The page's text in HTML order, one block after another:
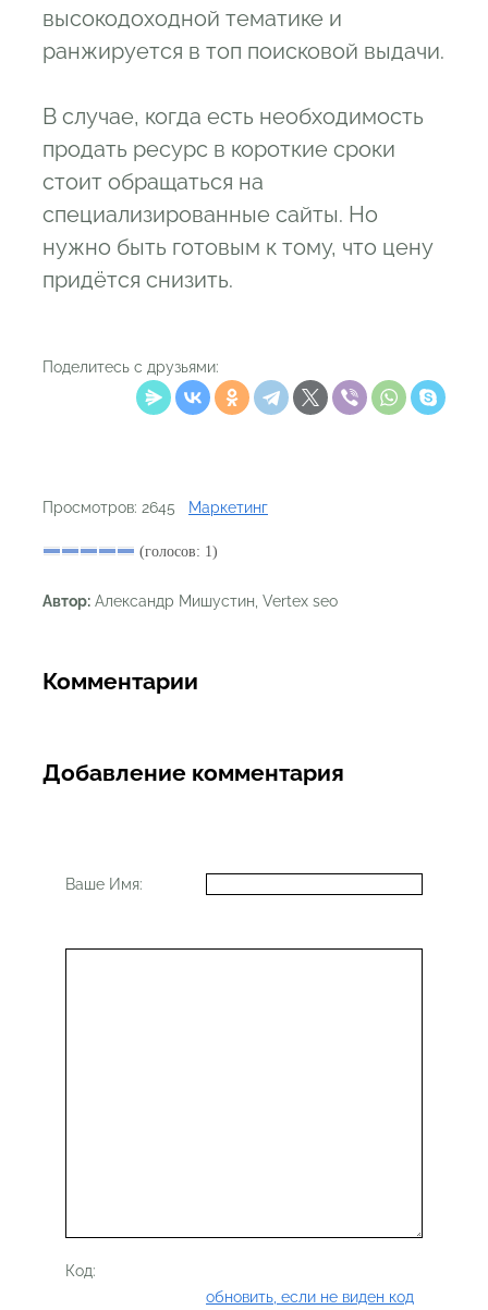
высокодоходной тематике и
ранжируется в топ поисковой выдачи.
В случае, когда есть необходимость
продать ресурс в короткие сроки
стоит обращаться на
специализированные сайты. Но
нужно быть готовым к тому, что цену
придётся снизить.
Поделитесь с друзьями:
Просмотров: 2645 Маркетинг
(голосов: 1)
Автор: Александр Мишустин, Vertex seo
Комментарии
Добавление комментария
Ваше Имя:
Код:
обновить, если не виден код